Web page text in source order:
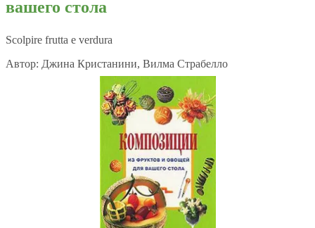
вашего стола
Scolpire frutta e verdura
Автор: Джина Кристанини, Вилма Страбелло